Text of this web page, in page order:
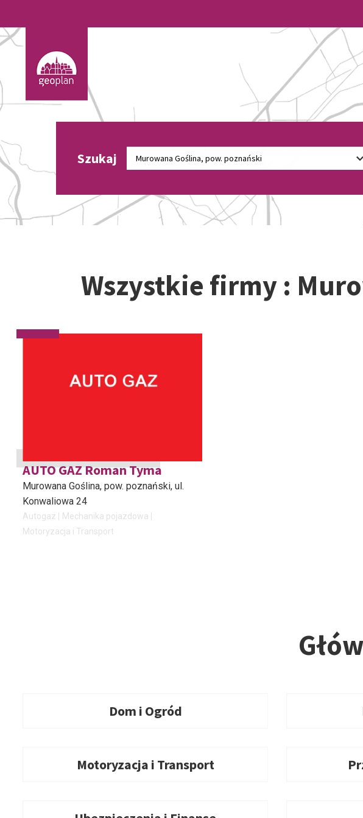
Szukaj
Wszystkie firmy :
AUTO GAZ Roman Tyma
Murowana Goślina, pow. poznański, ul.
Konwaliowa 24
Autogaz
Mechanika pojazdowa
Motoryzacja i Transport
Dom i Ogród
Motoryzacja i Transport